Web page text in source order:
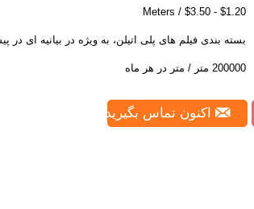
$1.20 - $3.50 / Meters
بسته بندی فیلم های پلی اتیلن، به ویژه در بیانیه ای در
200000 متر / متر در هر ماه
اکنون تماس بگیرید